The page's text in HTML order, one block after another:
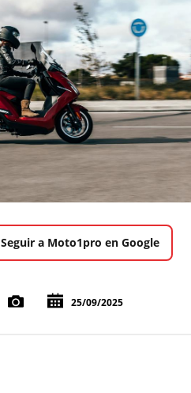
Seguir a Moto1pro en Google
25/09/2025